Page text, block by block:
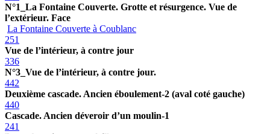
N°1_La Fontaine Couverte. Grotte et résurgence. Vue de
l’extérieur. Face
La Fontaine Couverte à Coublanc
251
Vue de l’intérieur, à contre jour
336
N°3_Vue de l’intérieur, à contre jour.
442
Deuxième cascade. Ancien éboulement-2 (aval coté gauche)
440
Cascade. Ancien déveroir d’un moulin-1
241